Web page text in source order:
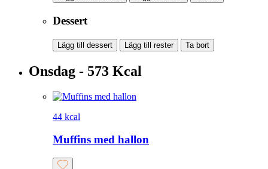
Dessert
Lägg till dessert Lägg till rester Ta bort
Onsdag - 573 Kcal
44 kcal
Muffins med hallon